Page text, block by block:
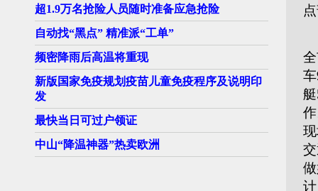
超1.9万名抢险人员随时准备应急抢险
自动找“黑点” 精准派“工单”
频密降雨后高温将重现
新版国家免疫规划疫苗儿童免疫程序及说明印
发
最快当日可过户领证
中山“降温神器”热卖欧洲